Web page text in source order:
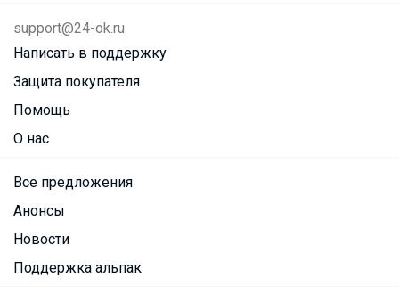
support@24-ok.ru
Написать в поддержку
Защита покупателя
Помощь
О нас
Все предложения
Анонсы
Новости
Поддержка альпак